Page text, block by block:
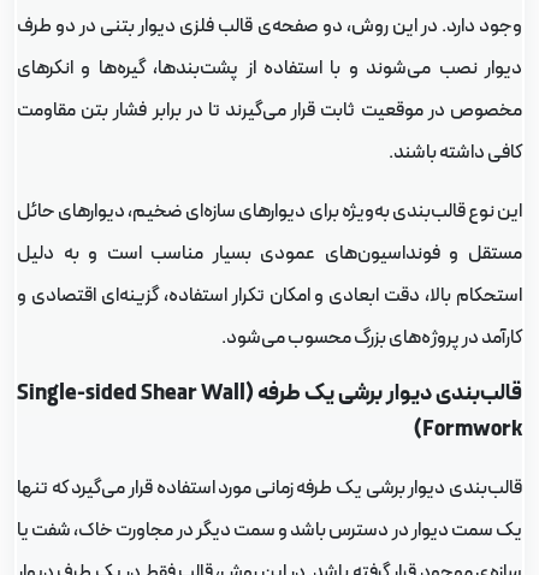
دارد. در این روش، دو صفحه‌ی قالب فلزی دیوار بتنی در دو طرف
نصب می‌شوند و با استفاده از پشت‌بندها، گیره‌ها و انکرهای
در موقعیت ثابت قرار می‌گیرند تا در برابر فشار بتن مقاومت
داشته باشند.
نوع قالب‌بندی به‌ویژه برای دیوارهای سازه‌ای ضخیم، دیوارهای حائل
و فونداسیون‌های عمودی بسیار مناسب است و به دلیل
بالا، دقت ابعادی و امکان تکرار استفاده، گزینه‌ای اقتصادی و
در پروژه‌های بزرگ محسوب می‌شود.
قالب‌بندی دیوار برشی یک طرفه (Single-sided Shear Wall
دیوار برشی یک طرفه زمانی مورد استفاده قرار می‌گیرد که تنها
سمت دیوار در دسترس باشد و سمت دیگر در مجاورت خاک، شفت یا